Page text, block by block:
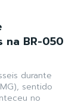
BR-050
durante
sentido
no